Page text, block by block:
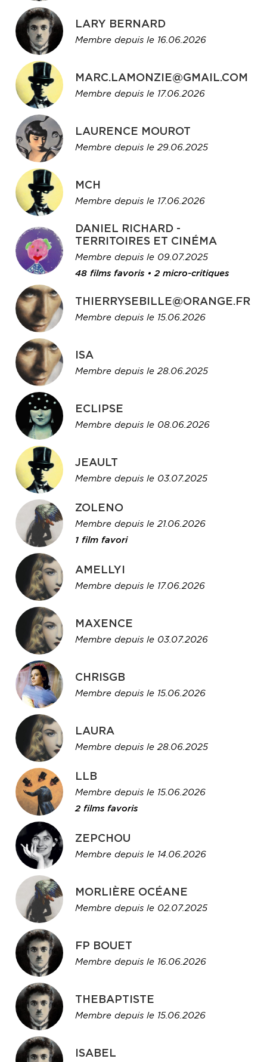
LARY BERNARD
Membre depuis le 16.06.2026
MARC.LAMONZIE@GMAIL.COM
Membre depuis le 17.06.2026
LAURENCE MOUROT
Membre depuis le 29.06.2025
MCH
Membre depuis le 17.06.2026
DANIEL RICHARD -
TERRITOIRES ET CINÉMA
Membre depuis le 09.07.2025
48 films favoris • 2 micro-critiques
THIERRYSEBILLE@ORANGE.FR
Membre depuis le 15.06.2026
ISA
Membre depuis le 28.06.2025
ECLIPSE
Membre depuis le 08.06.2026
JEAULT
Membre depuis le 03.07.2025
ZOLENO
Membre depuis le 21.06.2026
1 film favori
AMELLYI
Membre depuis le 17.06.2026
MAXENCE
Membre depuis le 03.07.2026
CHRISGB
Membre depuis le 15.06.2026
LAURA
Membre depuis le 28.06.2025
LLB
Membre depuis le 15.06.2026
2 films favoris
ZEPCHOU
Membre depuis le 14.06.2026
MORLIÈRE OCÉANE
Membre depuis le 02.07.2025
FP BOUET
Membre depuis le 16.06.2026
THEBAPTISTE
Membre depuis le 15.06.2026
ISABEL